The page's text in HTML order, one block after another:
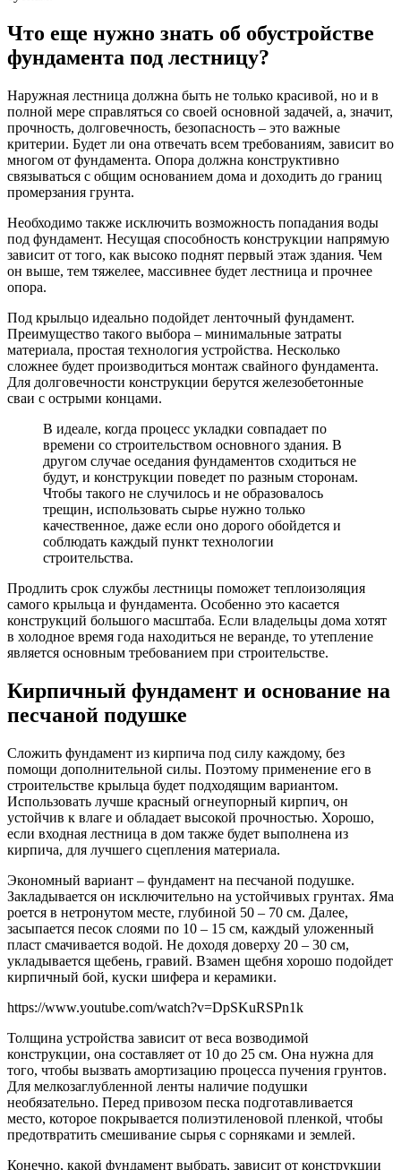
Что еще нужно знать об обустройстве
фундамента под лестницу?
Наружная лестница должна быть не только красивой, но и в
полной мере справляться со своей основной задачей, а, значит,
прочность, долговечность, безопасность – это важные
критерии. Будет ли она отвечать всем требованиям, зависит во
многом от фундамента. Опора должна конструктивно
связываться с общим основанием дома и доходить до границ
промерзания грунта.
Необходимо также исключить возможность попадания воды
под фундамент. Несущая способность конструкции напрямую
зависит от того, как высоко поднят первый этаж здания. Чем
он выше, тем тяжелее, массивнее будет лестница и прочнее
опора.
Под крыльцо идеально подойдет ленточный фундамент.
Преимущество такого выбора – минимальные затраты
материала, простая технология устройства. Несколько
сложнее будет производиться монтаж свайного фундамента.
Для долговечности конструкции берутся железобетонные
сваи с острыми концами.
В идеале, когда процесс укладки совпадает по
времени со строительством основного здания. В
другом случае оседания фундаментов сходиться не
будут, и конструкции поведет по разным сторонам.
Чтобы такого не случилось и не образовалось
трещин, использовать сырье нужно только
качественное, даже если оно дорого обойдется и
соблюдать каждый пункт технологии
строительства.
Продлить срок службы лестницы поможет теплоизоляция
самого крыльца и фундамента. Особенно это касается
конструкций большого масштаба. Если владельцы дома хотят
в холодное время года находиться не веранде, то утепление
является основным требованием при строительстве.
Кирпичный фундамент и основание на
песчаной подушке
Сложить фундамент из кирпича под силу каждому, без
помощи дополнительной силы. Поэтому применение его в
строительстве крыльца будет подходящим вариантом.
Использовать лучше красный огнеупорный кирпич, он
устойчив к влаге и обладает высокой прочностью. Хорошо,
если входная лестница в дом также будет выполнена из
кирпича, для лучшего сцепления материала.
Экономный вариант – фундамент на песчаной подушке.
Закладывается он исключительно на устойчивых грунтах. Яма
роется в нетронутом месте, глубиной 50 – 70 см. Далее,
засыпается песок слоями по 10 – 15 см, каждый уложенный
пласт смачивается водой. Не доходя доверху 20 – 30 см,
укладывается щебень, гравий. Взамен щебня хорошо подойдет
кирпичный бой, куски шифера и керамики.
https://www.youtube.com/watch?v=DpSKuRSPn1k
Толщина устройства зависит от веса возводимой
конструкции, она составляет от 10 до 25 см. Она нужна для
того, чтобы вызвать амортизацию процесса пучения грунтов.
Для мелкозаглубленной ленты наличие подушки
необязательно. Перед привозом песка подготавливается
место, которое покрывается полиэтиленовой пленкой, чтобы
предотвратить смешивание сырья с сорняками и землей.
Конечно, какой фундамент выбрать, зависит от конструкции